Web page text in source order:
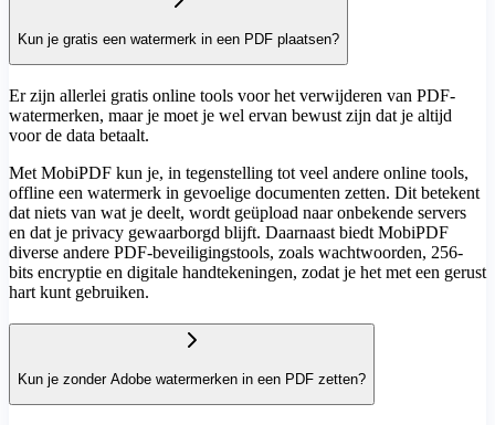
Kun je gratis een watermerk in een PDF plaatsen?
Er zijn allerlei gratis online tools voor het verwijderen van PDF-
watermerken, maar je moet je wel ervan bewust zijn dat je altijd
voor de data betaalt.
Met MobiPDF kun je, in tegenstelling tot veel andere online tools,
offline een watermerk in gevoelige documenten zetten. Dit betekent
dat niets van wat je deelt, wordt geüpload naar onbekende servers
en dat je privacy gewaarborgd blijft. Daarnaast biedt MobiPDF
diverse andere PDF-beveiligingstools, zoals wachtwoorden, 256-
bits encryptie en digitale handtekeningen, zodat je het met een gerust
hart kunt gebruiken.
Kun je zonder Adobe watermerken in een PDF zetten?